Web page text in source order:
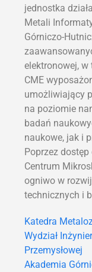
jednostka
Metali
Górniczo-
elektronowej,
CME
umożliwiający
na poziomie
badań
naukowe, jak i
Poprzez
Centrum
ogniwo w
technicznych i
Katedra
Wydział
Przemysłowej
Akademia